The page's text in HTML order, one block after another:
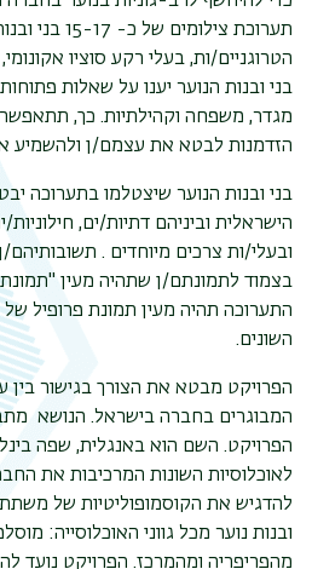
הטרוגניים/ות, בעלי רקע סוציו
בני ובנות הנוער יענו על שאלות
מגדר, משפחה וקהילתיות. כך, תתאפשר
הזדמנות לבטא את עצמם/ן ולהשמיע
בני ובנות הנוער שיצטלמו בתערוכה
הישראלית וביניהם דתיות/ים,
ובעלי/ות צרכים מיוחדים . תשובותיהם/
בצמוד לתמונתם/ן שתהיה מעין
התערוכה תהיה מעין תמונת פרופיל של
השונים.
הפרויקט מבטא את הצורך בגישור בין
המבוגרים בחברה בישראל. הנושא
הפרויקט. השם הוא באנגלית, שפה
לאוכלוסיות השונות המרכיבות את
להדגיש את הקוסמופוליטיות של
ובנות נוער מכל גווני האוכלוסייה:
מהפריפריה ומהמרכז. הפרויקט נועד